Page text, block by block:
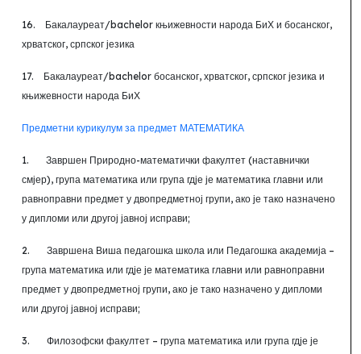
16. Бакалауреат/bachelor књижевности народа БиХ и босанског,
хрватског, српског језика
17. Бакалауреат/bachelor босанског, хрватског, српског језика и
књижевности народа БиХ
Предметни курикулум за предмет МАТЕМАТИКА
1. Завршен Природно-математички факултет (наставнички
смјер), група математика или група гдје је математика главни или
равноправни предмет у двопредметној групи, ако је тако назначено
у дипломи или другој јавној исправи;
2. Завршена Виша педагошка школа или Педагошка академија –
група математика или гдје је математика главни или равноправни
предмет у двопредметној групи, ако је тако назначено у дипломи
или другој јавној исправи;
3. Филозофски факултет – група математика или група гдје је